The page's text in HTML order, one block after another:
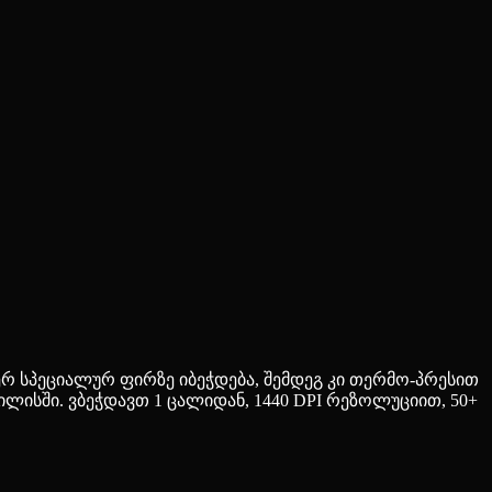
სპეციალურ ფირზე იბეჭდება, შემდეგ კი თერმო-პრესით
ვბეჭდავთ 1 ცალიდან, 1440 DPI რეზოლუციით, 50+